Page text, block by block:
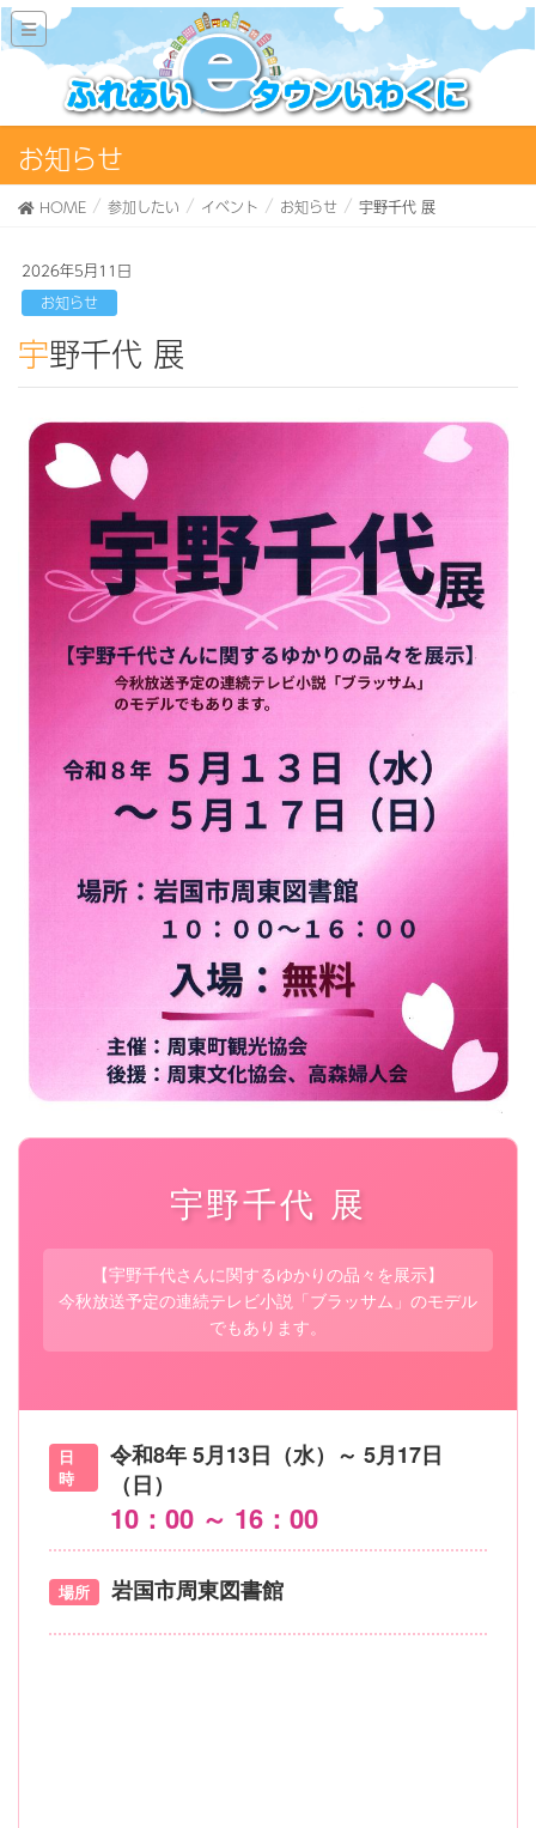
お知らせ
HOME 参加したい イベント お知らせ 宇野千代 展
2026年5月11日
お知らせ
宇野千代 展
宇野千代 展
【宇野千代さんに関するゆかりの品々を展示】
今秋放送予定の連続テレビ小説「ブラッサム」のモデル
でもあります。
日
時
令和8年 5月13日（水）～ 5月17日
（日）
10：00 ～ 16：00
場所 岩国市周東図書館